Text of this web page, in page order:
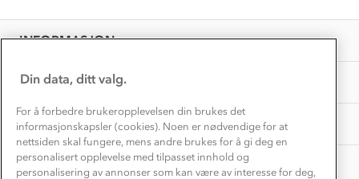
INFORMASJON
Presse
OM OSS
Samarbeide med oss?
TIPS OG RÅD
Store størrelser
Turmat oppskrifter
Beredskap
AKTIVITETER
Overnatte utendørs⛺
Leirskole 🥾
Barnehageansatt
Tips til hyttetur
Din data, ditt valg.
For å forbedre brukeropplevelsen din brukes det
informasjonskapsler (cookies). Noen er nødvendige for at
nettsiden skal fungere, mens andre brukes for å gi deg en
personalisert opplevelse med tilpasset innhold og
personalisering av annonser som kan være av interesse for deg,